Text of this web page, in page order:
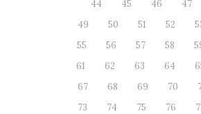
44 45 46 47
49
50 51 52
55
56 57 58
61
62 63 64
67
68 69 70
73
74 75 76